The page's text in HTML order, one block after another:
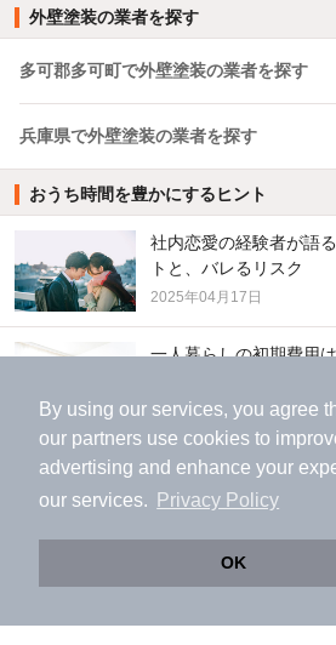
By using our services, you agree
our partners use cookies to
advertising and enhance your
our services.
Privacy Policy
OK
アプリに切り替えて、サクサク
会員登録なしですぐ使える。マップ
外壁塗装の業者を探す
多可郡多可町で外壁塗装の業者を探す
兵庫県で外壁塗装の業者を探す
おうち時間を豊かにするヒント
社内恋愛の経験者が語
トと、バレるリスク
2025年04月17日
一人暮らしの初期費用
2024年01月30日
駐車場あり